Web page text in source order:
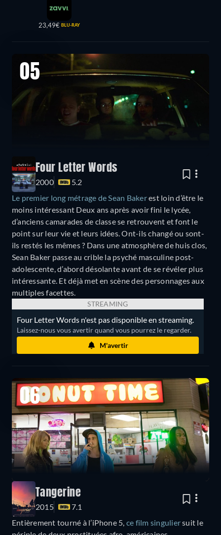
23,49€ BLU-RAY
05
Four Letter Words
2000
5.2
Le premier long métrage de Sean Bakerest loin d’être le
moins intéressant Deux ans après avoir fini le lycée,
d’anciens camarades de classe se retrouvent et font le
point sur leur vie et leurs idées. Ont-ils changé ou sont-
ils restés les mêmes ? Dans une atmosphère de huis clos,
Sean Baker passe au crible la psyché masculine post-
adolescente, d’abord désolante avant de se révéler plus
intéressante. Et déjà met en scène des personnages aux
multiples facettes.
STREAMING
Four Letter Words n'est pas disponible en streaming.
Laissez-nous vous avertir quand vous pourrez le regarder.
M'avertir
06
Tangerine
2015
7.1
Entièrement tourné à l’iPhone 5, ce film singuliersuit le